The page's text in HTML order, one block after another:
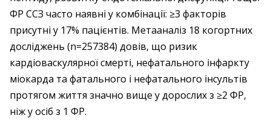
ФР ССЗ часто наявні у комбінації: ≥3 факторів
присутні у 17% пацієнтів. Метааналіз 18 когортних
досліджень (n=257384) довів, що ризик
кардіоваскулярної смерті, нефатального інфаркту
міокарда та фатального і нефатального інсультів
протягом життя значно вище у дорослих з ≥2 ФР,
ніж у осіб з 1 ФР.